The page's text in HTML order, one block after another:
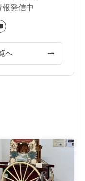
発信中
へ